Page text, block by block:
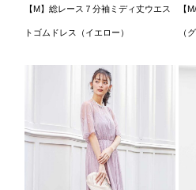
【M】総レース７分袖ミディ丈ウエス
トゴムドレス（イエロー）
【
（